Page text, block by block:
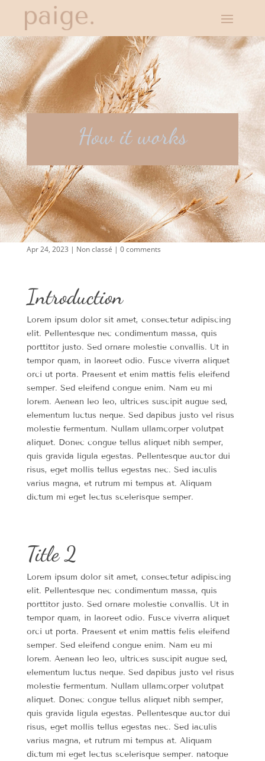
How it works
Apr 24, 2023 | Non classé | 0 comments
Introduction
Lorem ipsum dolor sit amet, consectetur adipiscing
elit. Pellentesque nec condimentum massa, quis
porttitor justo. Sed ornare molestie convallis. Ut in
tempor quam, in laoreet odio. Fusce viverra aliquet
orci ut porta. Praesent et enim mattis felis eleifend
semper. Sed eleifend congue enim. Nam eu mi
lorem. Aenean leo leo, ultrices suscipit augue sed,
elementum luctus neque. Sed dapibus justo vel risus
molestie fermentum. Nullam ullamcorper volutpat
aliquet. Donec congue tellus aliquet nibh semper,
quis gravida ligula egestas. Pellentesque auctor dui
risus, eget mollis tellus egestas nec. Sed iaculis
varius magna, et rutrum mi tempus at. Aliquam
dictum mi eget lectus scelerisque semper.
Title 2
Lorem ipsum dolor sit amet, consectetur adipiscing
elit. Pellentesque nec condimentum massa, quis
porttitor justo. Sed ornare molestie convallis. Ut in
tempor quam, in laoreet odio. Fusce viverra aliquet
orci ut porta. Praesent et enim mattis felis eleifend
semper. Sed eleifend congue enim. Nam eu mi
lorem. Aenean leo leo, ultrices suscipit augue sed,
elementum luctus neque. Sed dapibus justo vel risus
molestie fermentum. Nullam ullamcorper volutpat
aliquet. Donec congue tellus aliquet nibh semper,
quis gravida ligula egestas. Pellentesque auctor dui
risus, eget mollis tellus egestas nec. Sed iaculis
varius magna, et rutrum mi tempus at. Aliquam
dictum mi eget lectus scelerisque semper. natoque